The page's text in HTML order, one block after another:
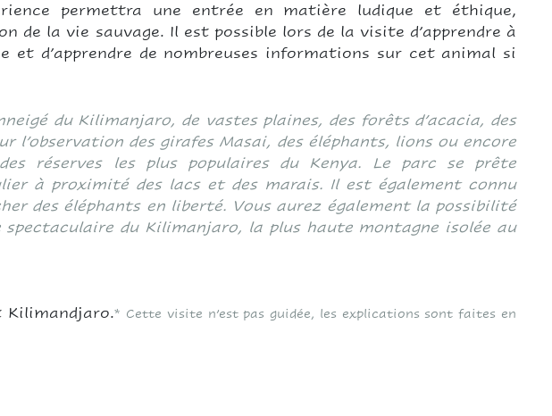
permettra une entrée en matière ludique et éthique,
la vie sauvage. Il est possible lors de la visite d’apprendre à
et d’apprendre de nombreuses informations sur cet animal si
du Kilimanjaro, de vastes plaines, des forêts d’acacia, des
l’observation des girafes Masai, des éléphants, lions ou encore
réserves les plus populaires du Kenya. Le parc se prête
à proximité des lacs et des marais. Il est également connu
des éléphants en liberté. Vous aurez également la possibilité
spectaculaire du Kilimanjaro, la plus haute montagne isolée au
Kilimandjaro.* Cette visite n’est pas guidée, les explications sont faites en